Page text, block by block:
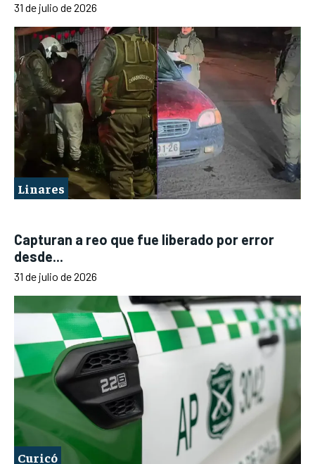
31 de julio de 2026
Linares
Capturan a reo que fue liberado por error
desde...
31 de julio de 2026
Curicó